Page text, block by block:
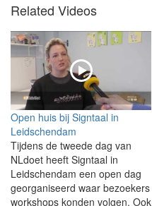
Related Videos
Open huis bij Signtaal in
Leidschendam
Tijdens de tweede dag van
NLdoet heeft Signtaal in
Leidschendam een open dag
georganiseerd waar bezoekers
workshops konden volgen. Ook